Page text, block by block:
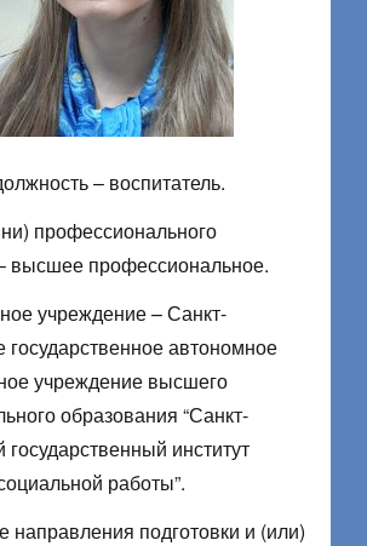
– воспитатель.
профессионального
высшее профессиональное.
учреждение – Санкт-
государственное автономное
учреждение высшего
образования “Санкт-
государственный институт
работы”.
направления подготовки и (или)